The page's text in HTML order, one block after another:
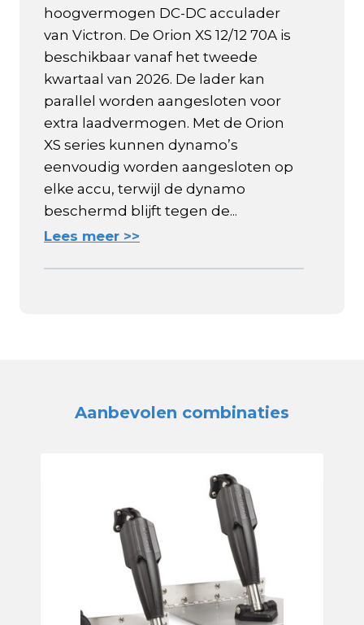
hoogvermogen DC-DC acculader
van Victron. De Orion XS 12/12 70A is
beschikbaar vanaf het tweede
kwartaal van 2026. De lader kan
parallel worden aangesloten voor
extra laadvermogen. Met de Orion
XS series kunnen dynamo’s
eenvoudig worden aangesloten op
elke accu, terwijl de dynamo
beschermd blijft tegen de...
Lees meer >>
Aanbevolen combinaties